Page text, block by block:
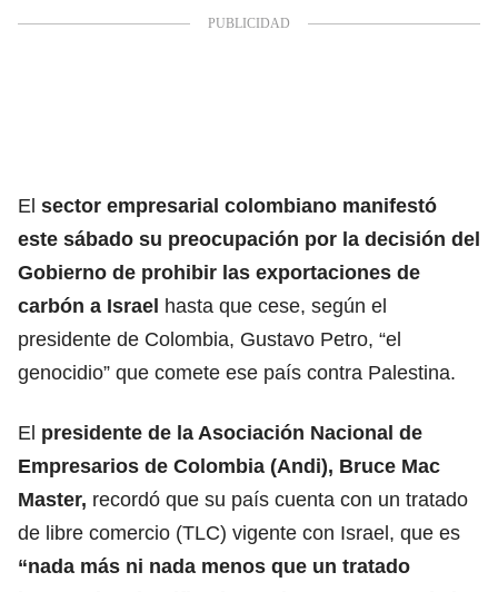
El sector empresarial colombiano manifestó
este sábado su preocupación por la decisión del
Gobierno de prohibir las exportaciones de
carbón a Israel hasta que cese, según el
presidente de Colombia, Gustavo Petro, “el
genocidio” que comete ese país contra Palestina.
El presidente de la Asociación Nacional de
Empresarios de Colombia (Andi), Bruce Mac
Master, recordó que su país cuenta con un tratado
de libre comercio (TLC) vigente con Israel, que es
“nada más ni nada menos que un tratado